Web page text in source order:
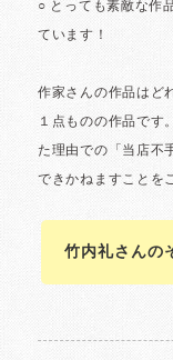
竹内礼さんの